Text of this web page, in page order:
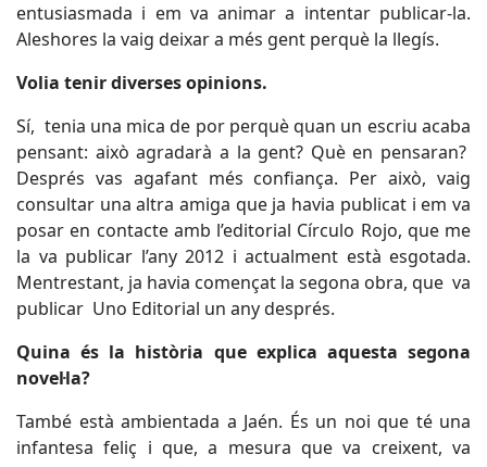
entusiasmada i em va animar a intentar publicar-la.
Aleshores la vaig deixar a més gent perquè la llegís.
Volia tenir diverses opinions.
Sí, tenia una mica de por perquè quan un escriu acaba
pensant: això agradarà a la gent? Què en pensaran?
Després vas agafant més confiança. Per això, vaig
consultar una altra amiga que ja havia publicat i em va
posar en contacte amb l’editorial Círculo Rojo, que me
la va publicar l’any 2012 i actualment està esgotada.
Mentrestant, ja havia començat la segona obra, que va
publicar Uno Editorial un any després.
Quina és la història que explica aquesta segona
novel·la?
També està ambientada a Jaén. És un noi que té una
infantesa feliç i que, a mesura que va creixent, va